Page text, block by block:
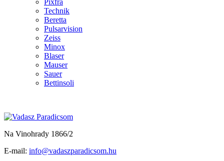
Pixfra
Technik
Beretta
Pulsarvision
Zeiss
Minox
Blaser
Mauser
Sauer
Bettinsoli
Na Vinohrady 1866/2
E-mail: info@vadaszparadicsom.hu